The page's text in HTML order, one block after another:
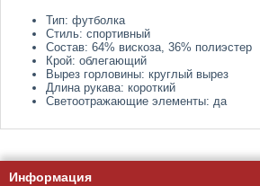
Тип: футболка
Стиль: спортивный
Состав: 64% вискоза, 36% полиэстер
Крой: облегающий
Вырез горловины: круглый вырез
Длина рукава: короткий
Светоотражающие элементы: да
Информация